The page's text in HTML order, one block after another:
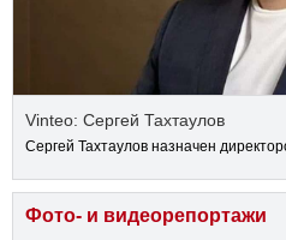
Vinteo: Сергей Тахтаулов
Сергей Тахтаулов назначен
Фото- и видеорепортажи